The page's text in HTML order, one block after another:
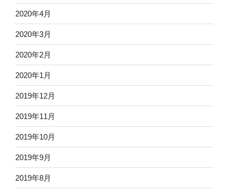
2020年4月
2020年3月
2020年2月
2020年1月
2019年12月
2019年11月
2019年10月
2019年9月
2019年8月